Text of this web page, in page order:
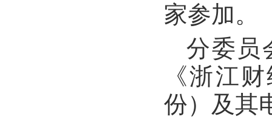
家参加。
分委员
《浙江
份）及其